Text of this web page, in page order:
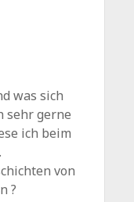
was sich
sehr gerne
ich beim
von
?